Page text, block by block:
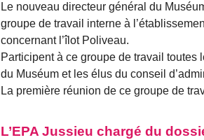
Le nouveau directeur général du
groupe de travail interne à
concernant l’îlot Poliveau.
Participent à ce groupe de travail
du Muséum et les élus du conseil
La première réunion de ce groupe de
L’EPA Jussieu chargé du